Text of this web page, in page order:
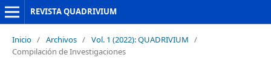
REVISTA QUADRIVIUM
Inicio / Archivos / Vol. 1 (2022): QUADRIVIUM /
Compilación de Investigaciones